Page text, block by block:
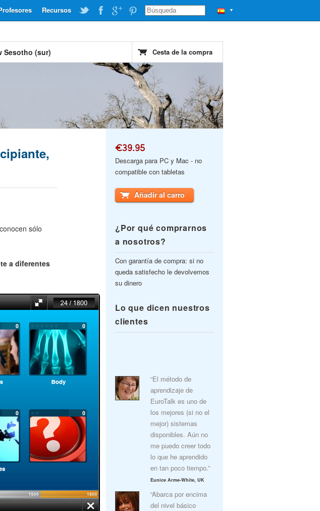
▼
Recursos
Sesotho (sur) Cesta de la compra
sólo
a diferentes
€39.95
Descarga para PC y Mac - no
compatible con tabletas
Añadir al carro
¿Por qué comprarnos
a nosotros?
Con garantía de compra: si no
queda satisfecho le devolvemos
su dinero
Lo que dicen nuestros
clientes
“El método de
aprendizaje de
EuroTalk es uno de
los mejores (si no el
mejor) sistemas
disponibles. Aún no
me puedo creer todo
lo que he aprendido
en tan poco tiempo.”
Eunice Arme-White, UK
“Abarca por encima
del nivel básico